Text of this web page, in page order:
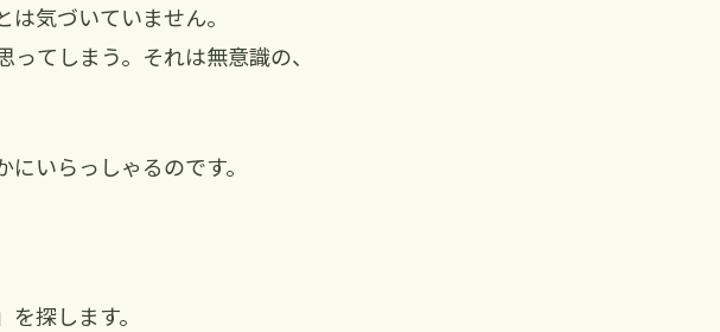
気づいていません。
てしまう。それは無意識の、
いらっしゃるのです。
探します。